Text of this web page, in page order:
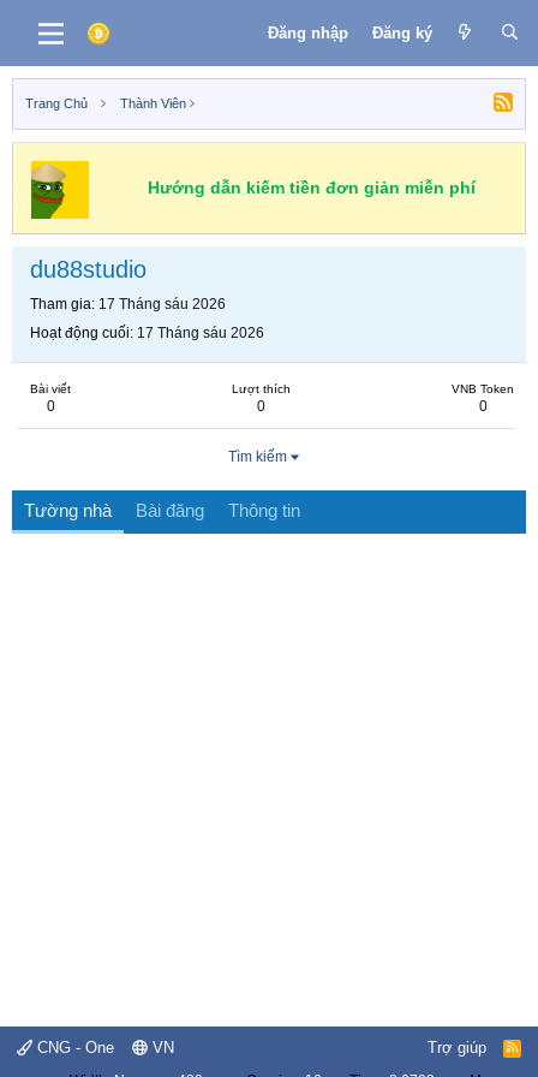
Đăng nhập Đăng ký
Trang Chủ Thành Viên
Hướng dẫn kiếm tiền đơn giản miễn phí
du88studio
Tham gia 17 Tháng sáu 2026
Hoạt động cuối 17 Tháng sáu 2026
Bài viết
0
Lượt thích
0
VNB Token
0
Tìm kiếm
Tường nhà Bài đăng Thông tin
CNG - One VN Trợ giúp
R